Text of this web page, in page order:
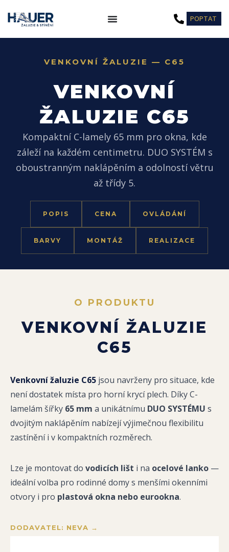
na
POPTAT
VENKOVNÍ ŽALUZIE — C65
VENKOVNÍ
ŽALUZIE C65
Kompaktní C-lamely 65 mm pro okna, kde
záleží na každém centimetru. DUO SYSTÉM s
oboustranným nakláp­ěním a odolností větru
až třídy 5.
POPIS CENA OVLÁDÁNÍ
BARVY MONTÁŽ REALIZACE
O PRODUKTU
VENKOVNÍ ŽALUZIE
C65
Venkovní žaluzie C65 jsou navrženy pro situace, kde
není dostatek místa pro horní krycí plech. Díky C-
lamelám šířky 65 mm a unikátnímu DUO SYSTÉMU s
dvojitým nakláp­ěním nabízejí výjimečnou flexibilitu
zastínění i v kompaktních rozměrech.
Lze je montovat do vodicích lišt i na ocelové lanko —
ideální volba pro rodinné domy s menšími okenními
otvory i pro plastová okna nebo eurookna.
DODAVATEL: NEVA →